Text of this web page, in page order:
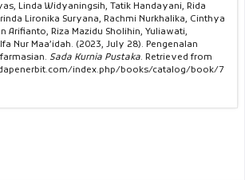
Linda Widyaningsih, Tatik Handayani, Rida
Lironika Suryana, Rachmi Nurkhalika, Cinthya
Arifianto, Riza Mazidu Sholihin, Yuliawati,
Nur Maa’idah. (2023, July 28). Pengenalan
Sada Kurnia Pustaka. Retrieved from
index.php/books/catalog/book/7